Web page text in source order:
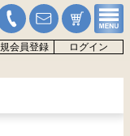
会員登録 ログイン